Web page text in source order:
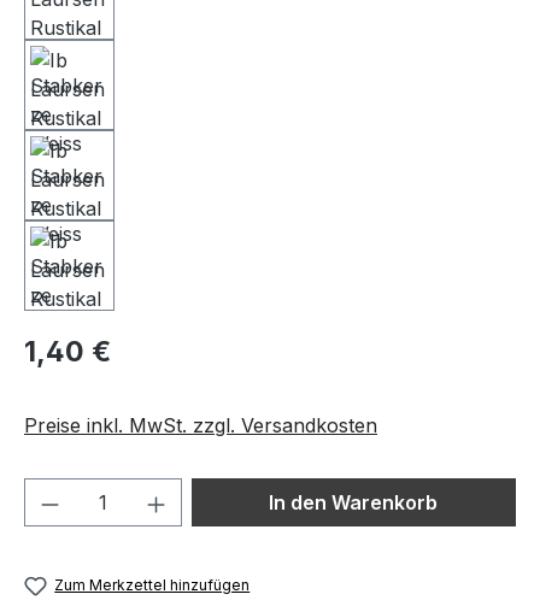
1,40 €
Preise inkl. MwSt. zzgl. Versandkosten
Produkt Anzahl: Gib denIn den Warenkorb
Zum Merkzettel hinzufügen